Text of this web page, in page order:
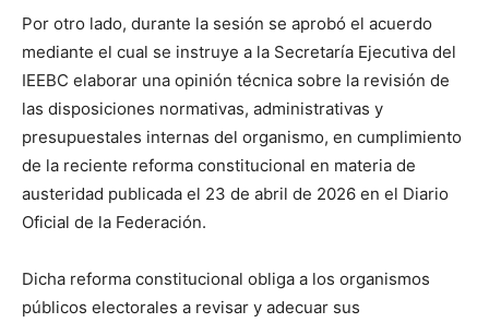
Por otro lado, durante la sesión se aprobó el acuerdo
mediante el cual se instruye a la Secretaría Ejecutiva del
IEEBC elaborar una opinión técnica sobre la revisión de
las disposiciones normativas, administrativas y
presupuestales internas del organismo, en cumplimiento
de la reciente reforma constitucional en materia de
austeridad publicada el 23 de abril de 2026 en el Diario
Oficial de la Federación.
Dicha reforma constitucional obliga a los organismos
públicos electorales a revisar y adecuar sus